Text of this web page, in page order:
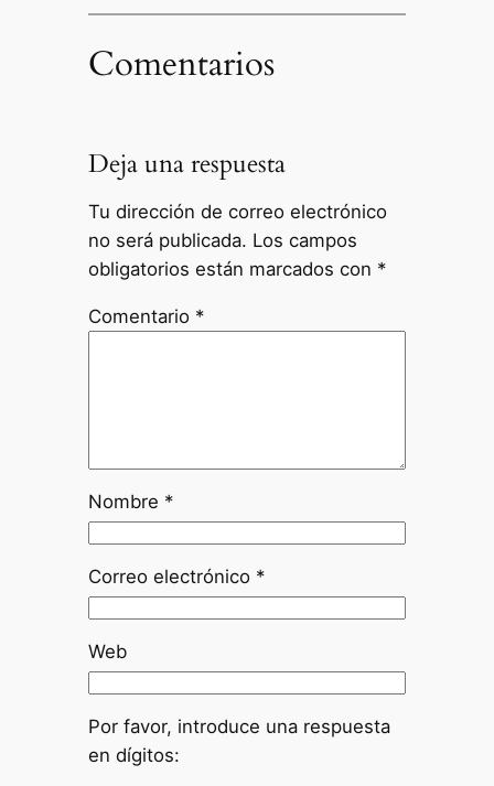
Comentarios
Deja una respuesta
Tu dirección de correo electrónico
no será publicada. Los campos
obligatorios están marcados con *
Comentario *
Nombre *
Correo electrónico *
Web
Por favor, introduce una respuesta
en dígitos: